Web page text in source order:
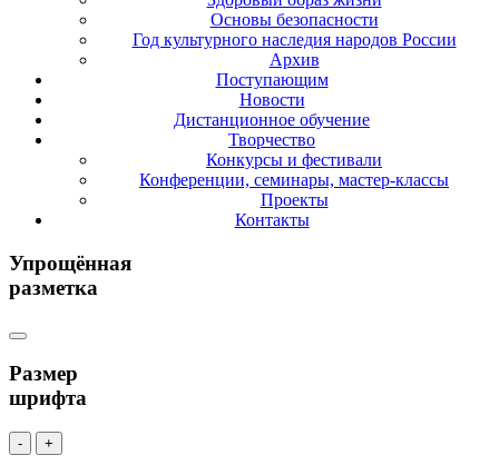
Основы безопасности
Год культурного наследия народов России
Архив
Поступающим
Новости
Дистанционное обучение
Творчество
Конкурсы и фестивали
Конференции, семинары, мастер-классы
Проекты
Контакты
Упрощённая
разметка
Размер
шрифта
- +